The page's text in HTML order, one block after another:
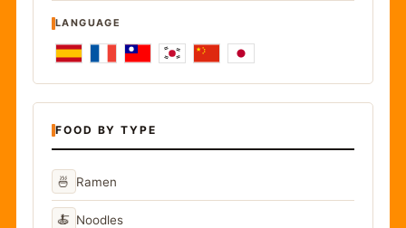
LANGUAGE
FOOD BY TYPE
🍜 Ramen
🍝 Noodles